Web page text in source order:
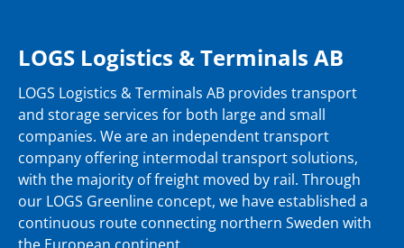
LOGS Logistics & Terminals AB
LOGS Logistics & Terminals AB provides transport
and storage services for both large and small
companies. We are an independent transport
company offering intermodal transport solutions,
with the majority of freight moved by rail. Through
our LOGS Greenline concept, we have established a
continuous route connecting northern Sweden with